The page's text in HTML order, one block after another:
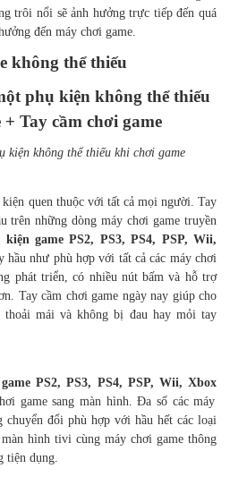
trôi nổi sẽ ảnh hưởng trực tiếp đến quá
đến máy chơi game.
không thể thiếu
kiện không thể thiếu khi chơi game
quen thuộc với tất cả mọi người. Tay
trên những dòng máy chơi game truyền
kiện game PS2, PS3, PS4, PSP, Wii,
hầu như phù hợp với tất cả các máy chơi
phát triển, có nhiều nút bấm và hỗ trợ
Tay cầm chơi game ngày nay giúp cho
thoải mái và không bị đau hay mỏi tay
PS2, PS3, PS4, PSP, Wii, Xbox
game sang màn hình. Đa số các máy
chuyển đổi phù hợp với hầu hết các loại
hình tivi cùng máy chơi game thông
tiện dụng.